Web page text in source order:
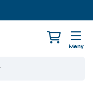
Meny